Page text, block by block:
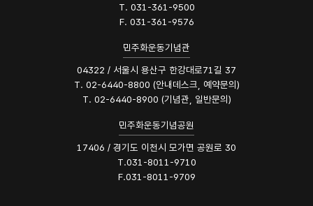
T. 031-361-9500
F. 031-361-9576
민주화운동기념관
04322 / 서울시 용산구 한강대로71길 37
T. 02-6440-8800 (안내데스크, 예약문의)
T. 02-6440-8900 (기념관, 일반문의)
민주화운동기념공원
17406 / 경기도 이천시 모가면 공원로 30
T.031-8011-9710
F.031-8011-9709